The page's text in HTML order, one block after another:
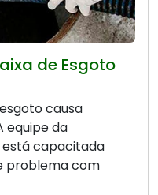
de Esgoto
causa
equipe da
está capacitada
problema com